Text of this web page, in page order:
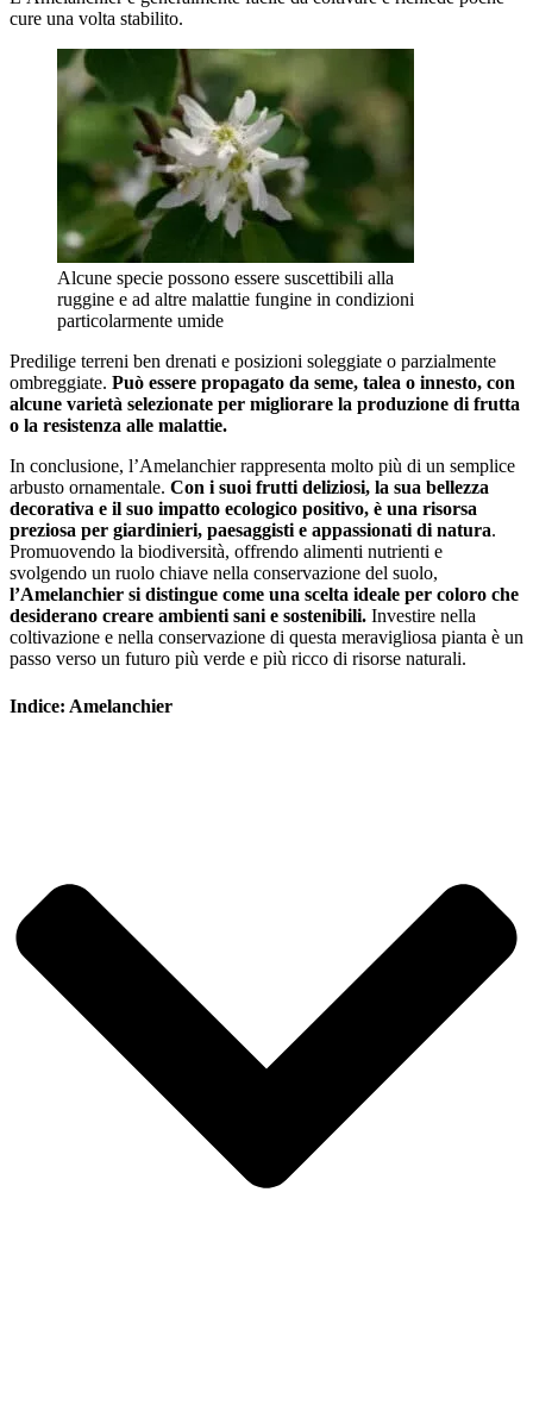
cure una volta stabilito.
Alcune specie possono essere suscettibili alla
ruggine e ad altre malattie fungine in condizioni
particolarmente umide
Predilige terreni ben drenati e posizioni soleggiate o parzialmente
ombreggiate. Può essere propagato da seme, talea o innesto, con
alcune varietà selezionate per migliorare la produzione di frutta
o la resistenza alle malattie.
In conclusione, l’Amelanchier rappresenta molto più di un semplice
arbusto ornamentale. Con i suoi frutti deliziosi, la sua bellezza
decorativa e il suo impatto ecologico positivo, è una risorsa
preziosa per giardinieri, paesaggisti e appassionati di natura.
Promuovendo la biodiversità, offrendo alimenti nutrienti e
svolgendo un ruolo chiave nella conservazione del suolo,
l’Amelanchier si distingue come una scelta ideale per coloro che
desiderano creare ambienti sani e sostenibili. Investire nella
coltivazione e nella conservazione di questa meravigliosa pianta è un
passo verso un futuro più verde e più ricco di risorse naturali.
Indice: Amelanchier